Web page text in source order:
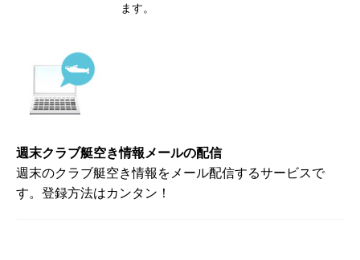
ます。
週末クラブ艇空き情報メールの配信
週末のクラブ艇空き情報をメール配信するサービスで
す。登録方法はカンタン！